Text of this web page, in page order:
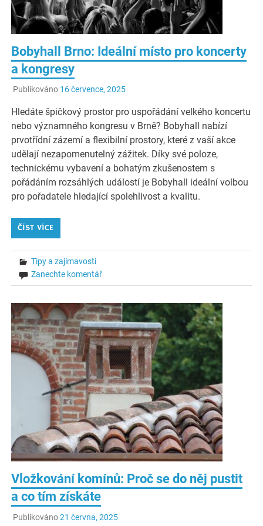
Bobyhall Brno: Ideální místo pro koncerty
a kongresy
Publikováno 16 července, 2025
Hledáte špičkový prostor pro uspořádání velkého koncertu
nebo významného kongresu v Brně? Bobyhall nabízí
prvotřídní zázemí a flexibilní prostory, které z vaší akce
udělají nezapomenutelný zážitek. Díky své poloze,
technickému vybavení a bohatým zkušenostem s
pořádáním rozsáhlých událostí je Bobyhall ideální volbou
pro pořadatele hledající spolehlivost a kvalitu.
ČÍST VÍCE
Tipy a zajímavosti
Zanechte komentář
Vložkování komínů: Proč se do něj pustit
a co tím získáte
Publikováno21 června, 2025